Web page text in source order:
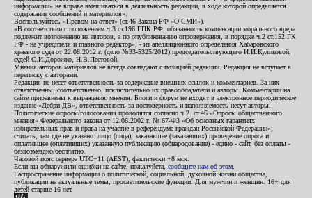
информации» не вправе вмешиваться в деятельность редакции, в ходе которой определяется
содержание сообщений и материалов».
Воспользуйтесь «Правом на ответ» (ст.46 Закона РФ «О СМИ»).
«В соответствии с положением ч.3 ст.196 ГПК РФ, обязанность компенсации морального вреда
подлежит возложению на авторов, а по опубликованию опровержения, в порядке ч.2 ст.152 ГК
РФ - на учредителя и главного редактор», - из апелляционного определения Хабаровского
краевого суда от 22.08.2012 г. (дело №33-5325/2012) председательствующего И.И.Куликовой,
судей С.И.Дорожко, Н.В.Пестовой.
Мнения авторов материалов не всегда совпадают с позицией редакции. Редакция не вступает в
переписку с авторами.
Редакция не несет ответственность за содержание внешних ссылок и комментариев. За них
ответственны, соответственно, исключительно их правообладатели и авторы. Комментарии на
сайте приравнены к выражению мнения. Блоги и форум не входят в электронное периодическое
издание «Дебри-ДВ», ответственность за достоверность и наполняемость несут авторы.
Политические опросы/голосования проводятся согласно ч.2. ст.46 «Опросы общественного
мнения» Федерального закона от 12.06.2002 г. № 67-ФЗ «Об основных гарантиях
избирательных прав и права на участие в референдуме граждан Российской Федерации»;
считать, там где не указано: лицо (лица), заказавшее (заказавших) проведение опроса и
оплатившее (оплативших) указанную публикацию (обнародование) - едино - сайт, без оплаты -
безвозмездно/бесплатно.
Часовой пояс сервера UTC+11 (AEST), фактически +8 мск.
Если вы обнаружили ошибки на сайте, пожалуйста, сообщите нам об этом
Распространение информации о политической, социальной, духовной жизни общества,
публикации на актуальные темы, просветительские функции. Для мужчин и женщин. 16+ для
детей старше 16 лет.